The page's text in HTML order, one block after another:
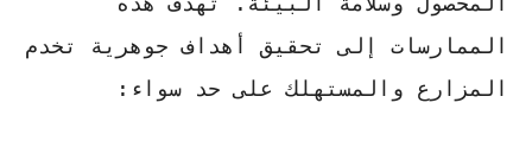
الممارسات إلى تحقيق أهداف جوهرية تخدم
المزارع والمستهلك على حد سواء: